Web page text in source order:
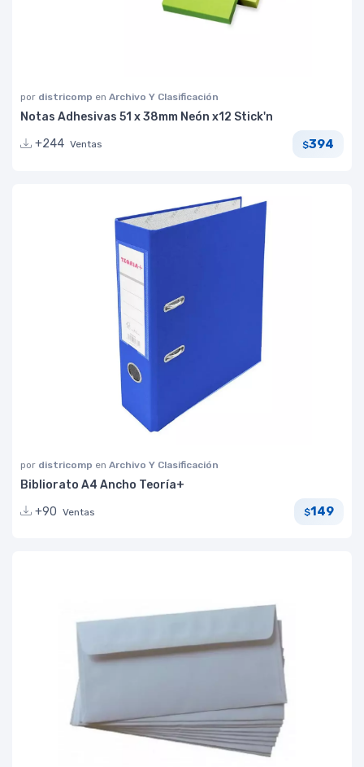
por districomp en Archivo Y Clasificación
Notas Adhesivas 51 x 38mm Neón x12 Stick'n
+244 Ventas $394
por districomp en Archivo Y Clasificación
Bibliorato A4 Ancho Teoría+
+90 Ventas $149